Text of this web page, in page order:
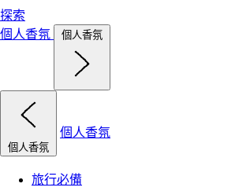
探索
個人香氛
個人香氛
個人香氛
個人香氛
旅行必備